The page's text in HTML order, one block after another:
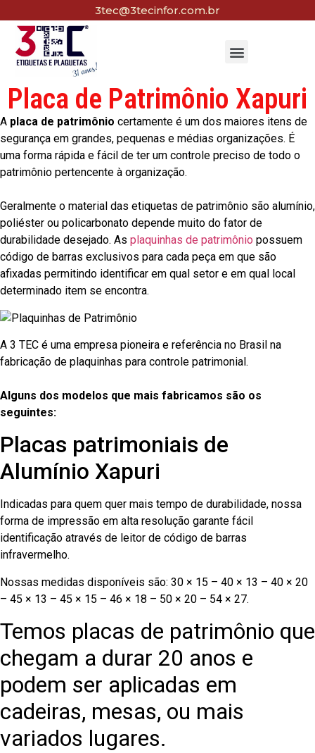
3tec@3tecinfor.com.br
Placa de Patrimônio Xapuri
A placa de patrimônio certamente é um dos maiores itens de
segurança em grandes, pequenas e médias organizações. É
uma forma rápida e fácil de ter um controle preciso de todo o
patrimônio pertencente à organização.
Geralmente o material das etiquetas de patrimônio são alumínio,
poliéster ou policarbonato depende muito do fator de
durabilidade desejado. As plaquinhas de patrimônio possuem
código de barras exclusivos para cada peça em que são
afixadas permitindo identificar em qual setor e em qual local
determinado item se encontra.
A 3 TEC é uma empresa pioneira e referência no Brasil na
fabricação de plaquinhas para controle patrimonial.
Alguns dos modelos que mais fabricamos são os
seguintes:
Placas patrimoniais de
Alumínio Xapuri
Indicadas para quem quer mais tempo de durabilidade, nossa
forma de impressão em alta resolução garante fácil
identificação através de leitor de código de barras
infravermelho.
Nossas medidas disponíveis são: 30 × 15 – 40 × 13 – 40 × 20
– 45 × 13 – 45 × 15 – 46 × 18 – 50 × 20 – 54 × 27.
Temos placas de patrimônio que
chegam a durar 20 anos e
podem ser aplicadas em
cadeiras, mesas, ou mais
variados lugares.